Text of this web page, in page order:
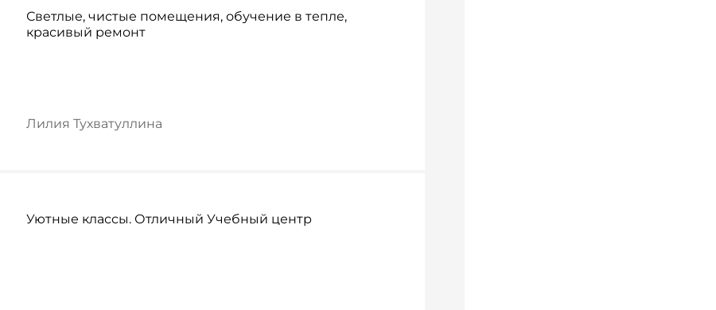
Светлые, чистые помещения, обучение в тепле,
красивый ремонт
​Лилия Тухватуллина
Уютные классы. Отличный Учебный центр